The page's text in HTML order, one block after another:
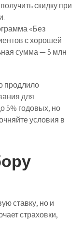
скидку при
«Без
с хорошей
сумма — 5 млн
продлило
для
5% годовых, но
условия в
ставку, но и
страховки,